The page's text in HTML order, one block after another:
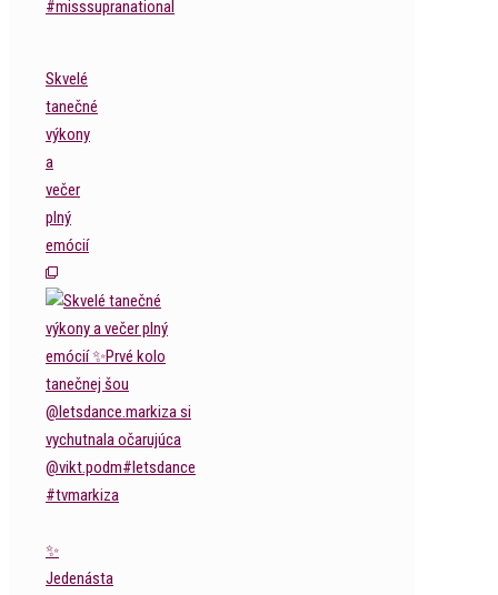
Skvelé
tanečné
výkony
a
večer
plný
emócií
✨
Jedenásta